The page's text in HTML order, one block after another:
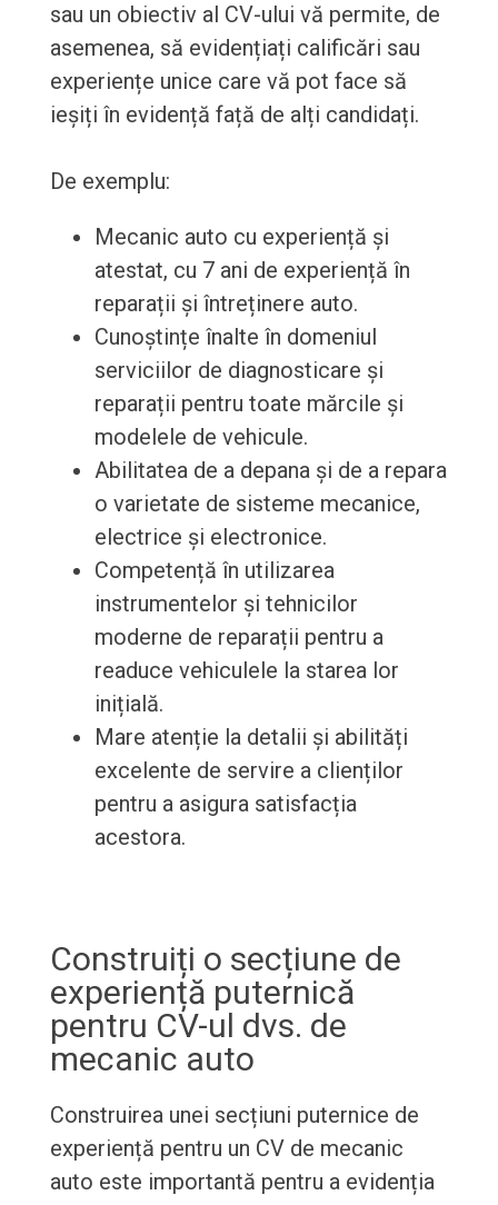
sau un obiectiv al CV-ului vă permite, de
asemenea, să evidențiați calificări sau
experiențe unice care vă pot face să
ieșiți în evidență față de alți candidați.
De exemplu:
Mecanic auto cu experiență și
atestat, cu 7 ani de experiență în
reparații și întreținere auto.
Cunoștințe înalte în domeniul
serviciilor de diagnosticare și
reparații pentru toate mărcile și
modelele de vehicule.
Abilitatea de a depana și de a repara
o varietate de sisteme mecanice,
electrice și electronice.
Competență în utilizarea
instrumentelor și tehnicilor
moderne de reparații pentru a
readuce vehiculele la starea lor
inițială.
Mare atenție la detalii și abilități
excelente de servire a clienților
pentru a asigura satisfacția
acestora.
Construiți o secțiune de
experiență puternică
pentru CV-ul dvs. de
mecanic auto
Construirea unei secțiuni puternice de
experiență pentru un CV de mecanic
auto este importantă pentru a evidenția